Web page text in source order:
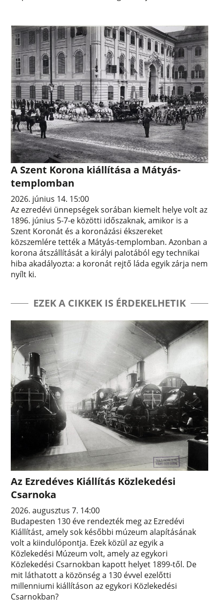
A Szent Korona kiállítása a Mátyás-
templomban
2026. június 14. 15:00
Az ezredévi ünnepségek sorában kiemelt helye volt az
1896. június 5-7-e közötti időszaknak, amikor is a
Szent Koronát és a koronázási ékszereket
közszemlére tették a Mátyás-templomban. Azonban a
korona átszállítását a királyi palotából egy technikai
hiba akadályozta: a koronát rejtő láda egyik zárja nem
nyílt ki.
EZEK A CIKKEK IS ÉRDEKELHETIK
Az Ezredéves Kiállítás Közlekedési
Csarnoka
2026. augusztus 7. 14:00
Budapesten 130 éve rendezték meg az Ezredévi
Kiállítást, amely sok későbbi múzeum alapításának
volt a kiindulópontja. Ezek közül az egyik a
Közlekedési Múzeum volt, amely az egykori
Közlekedési Csarnokban kapott helyet 1899-től. De
mit láthatott a közönség a 130 évvel ezelőtti
millenniumi kiállításon az egykori Közlekedési
Csarnokban?